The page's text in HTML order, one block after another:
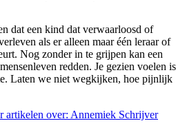
dat een kind dat verwaarloosd of
als er alleen maar één leraar of
Nog zonder in te grijpen kan een
redden. Je gezien voelen is
Laten we niet wegkijken, hoe pijnlijk
artikelen over: Annemiek Schrijver